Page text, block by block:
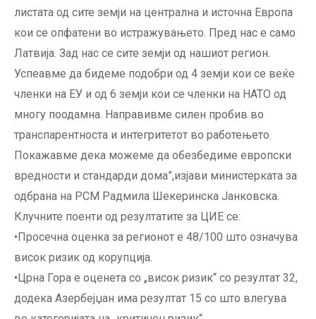
листата од сите земји на централна и источна Европа
кои се опфатени во истражувањето. Пред нас е само
Латвија. Зад нас се сите земји од нашиот регион.
Успеавме да бидеме подобри од 4 земји кои се веќе
членки на ЕУ и од 6 земји кои се членки на НАТО од
многу поодамна. Направивме силен пробив во
транспарентноста и интегритетот во работењето.
Покажавме дека можеме да обезбедиме европски
вредности и стандарди дома”,изјави министерката за
одбрана на РСМ Радмила Шекеринска Јанковска.
Клучните поенти од резултатите за ЦИЕ се:
•Просечна оценка за регионот е 48/100 што означува
висок ризик од корупција.
•Црна Гора е оценета со „висок ризик“ со резултат 32,
додека Азербејџан има резултат 15 со што влегува